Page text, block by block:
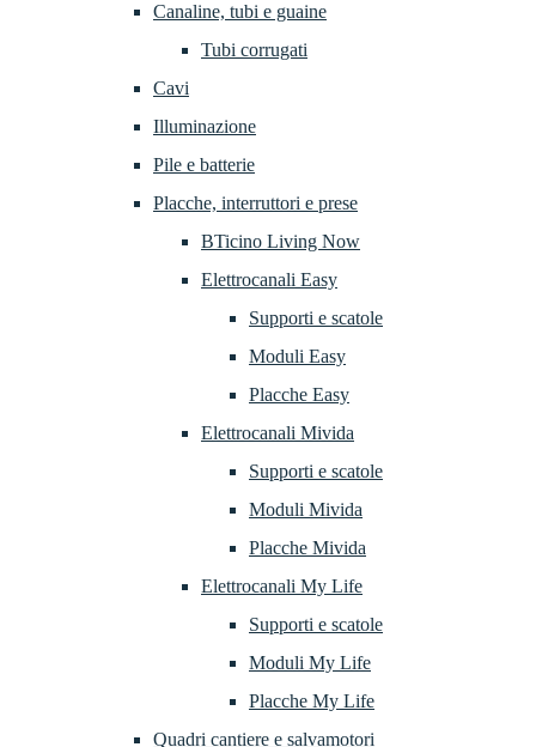
Canaline, tubi e guaine
Tubi corrugati
Cavi
Illuminazione
Pile e batterie
Placche, interruttori e prese
BTicino Living Now
Elettrocanali Easy
Supporti e scatole
Moduli Easy
Placche Easy
Elettrocanali Mivida
Supporti e scatole
Moduli Mivida
Placche Mivida
Elettrocanali My Life
Supporti e scatole
Moduli My Life
Placche My Life
Quadri cantiere e salvamotori